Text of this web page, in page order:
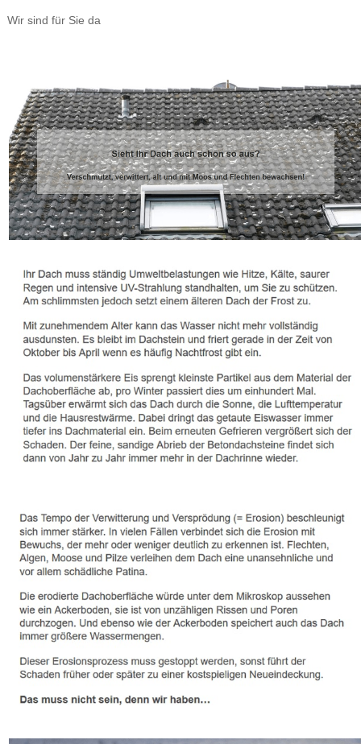
Wir sind für Sie da